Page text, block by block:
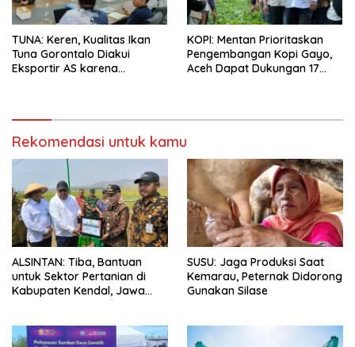
TUNA: Keren, Kualitas Ikan
Tuna Gorontalo Diakui
Eksportir AS karena
KOPI: Mentan Prioritaskan
Pengembangan Kopi Gayo,
Aceh Dapat Dukungan 17
Rekomendasi untuk kamu
ALSINTAN: Tiba, Bantuan
untuk Sektor Pertanian di
Kabupaten Kendal, Jawa
SUSU: Jaga Produksi Saat
Kemarau, Peternak Didorong
Gunakan Silase